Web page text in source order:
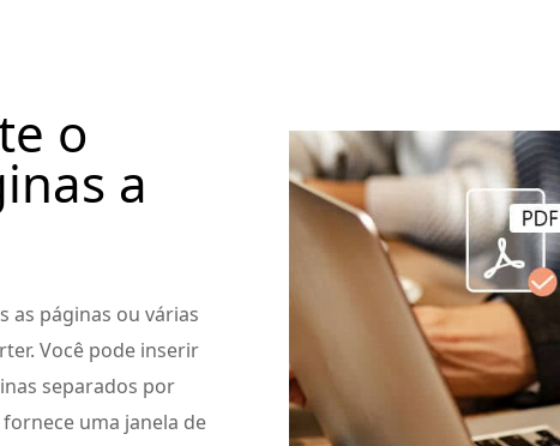
o
a
as páginas ou várias
Você pode inserir
separados por
uma janela de